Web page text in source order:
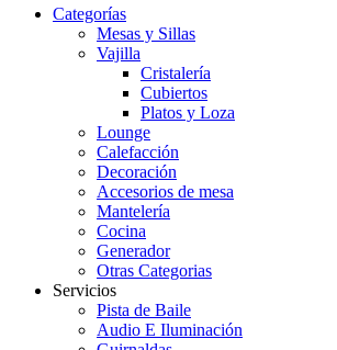
Categorías
Mesas y Sillas
Vajilla
Cristalería
Cubiertos
Platos y Loza
Lounge
Calefacción
Decoración
Accesorios de mesa
Mantelería
Cocina
Generador
Otras Categorias
Servicios
Pista de Baile
Audio E Iluminación